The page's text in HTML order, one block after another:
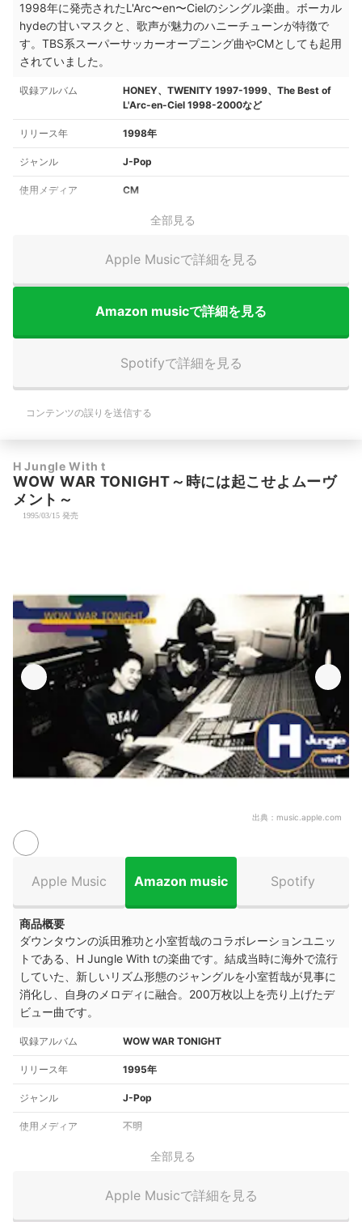
1998年に発売されたL'Arc〜en〜Cielのシングル楽曲。ボーカル
hydeの甘いマスクと、歌声が魅力のハニーチューンが特徴で
す。TBS系スーパーサッカーオープニング曲やCMとしても起用
されていました。
収録アルバム
HONEY、TWENITY 1997-1999、The Best of
L'Arc-en-Ciel 1998-2000など
リリース年 1998年
ジャンル J-Pop
使用メディア CM
全部見る
Apple Musicで詳細を見る
Amazon musicで詳細を見る
Spotifyで詳細を見る
コンテンツの誤りを送信する
H Jungle With t
WOW WAR TONIGHT～時には起こせよムーヴ
メント～
1995/03/15 発売
出典： music.apple.com
Apple Music Amazon music Spotify
商品概要
ダウンタウンの浜田雅功と小室哲哉のコラボレーションユニッ
トである、H Jungle With tの楽曲です。 結成当時に海外で流行
していた、新しいリズム形態のジャングルを小室哲哉が見事に
消化し、自身のメロディに融合。 200万枚以上を売り上げたデ
ビュー曲です。
収録アルバム WOW WAR TONIGHT
リリース年 1995年
ジャンル J-Pop
使用メディア 不明
全部見る
Apple Musicで詳細を見る